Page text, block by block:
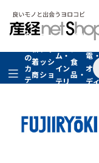
全
の
カ
テ
着
商
品
フ
ッ
シ
ョ
フ
ァ
シ
ョ
ン
ム・
イン
テリ
グル
食
品・
ドリ
家
電
オー
デ